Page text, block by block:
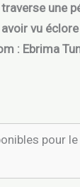
une
vu
: Ebrima
pour